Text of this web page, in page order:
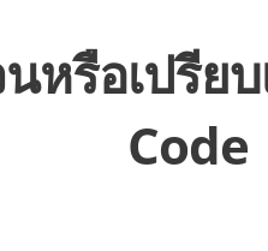
หรือเปรีย
Code